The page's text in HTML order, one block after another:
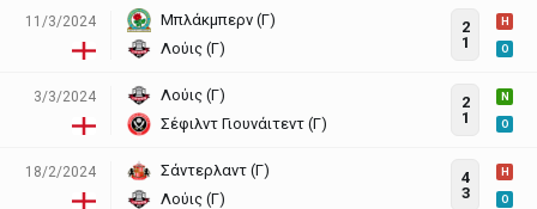
11/3/2024
Μπλάκμπερν (Γ)
Λούις (Γ)
2
1
H
O
3/3/2024
Λούις (Γ)
Σέφιλντ Γιουνάιτεντ (Γ)
2
1
N
O
18/2/2024
Σάντερλαντ (Γ)
Λούις (Γ)
4
3
H
O